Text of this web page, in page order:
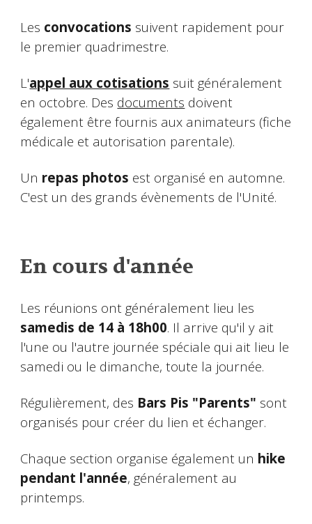
Les convocations suivent rapidement pour
le premier quadrimestre.
L'appel aux cotisations suit généralement
en octobre. Des documents doivent
également être fournis aux animateurs (fiche
médicale et autorisation parentale).
Un repas photos est organisé en automne.
C'est un des grands évènements de l'Unité.
En cours d'année
Les réunions ont généralement lieu les
samedis de 14 à 18h00. Il arrive qu'il y ait
l'une ou l'autre journée spéciale qui ait lieu le
samedi ou le dimanche, toute la journée.
Régulièrement, des Bars Pis "Parents" sont
organisés pour créer du lien et échanger.
Chaque section organise également un hike
pendant l'année, généralement au
printemps.